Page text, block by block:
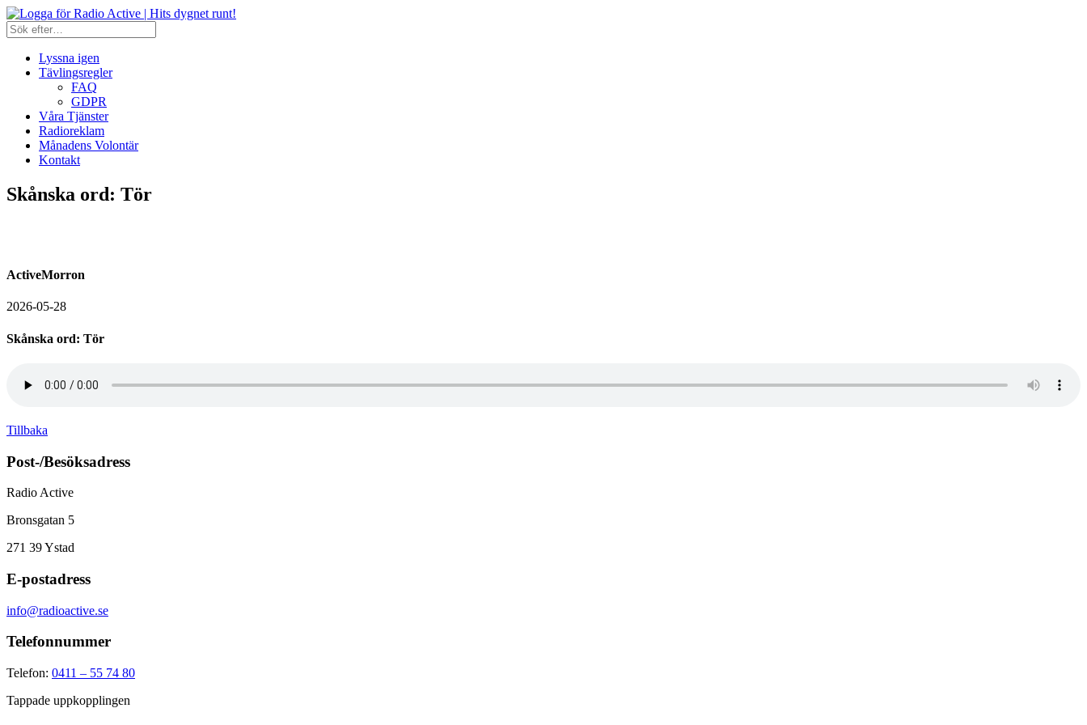
Lyssna igen
Tävlingsregler
FAQ
GDPR
Våra Tjänster
Radioreklam
Månadens Volontär
Kontakt
Skånska ord: Tör
ActiveMorron
2026-05-28
Skånska ord: Tör
Tillbaka
Post-/Besöksadress
Radio Active
Bronsgatan 5
271 39Ystad
E-postadress
info@radioactive.se
Telefonnummer
Telefon: 0411 – 55 74 80
Tappade uppkopplingen